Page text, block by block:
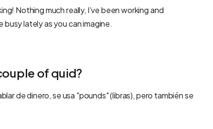
Nothing much really, I’ve been working and
lately as you can imagine.
of quid?
de dinero, se usa "pounds" (libras), pero también se